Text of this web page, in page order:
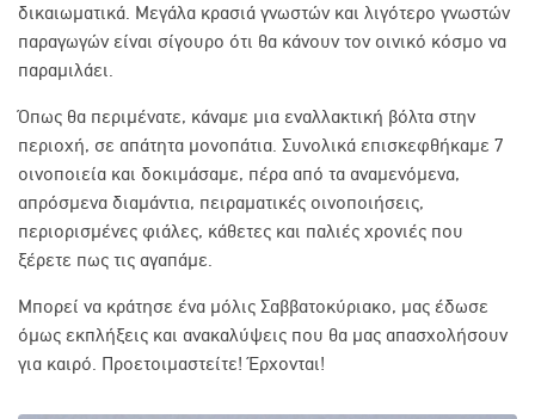
δικαιωματικά. Μεγάλα κρασιά γνωστών και λιγότερο γνωστών
παραγωγών είναι σίγουρο ότι θα κάνουν τον οινικό κόσμο να
παραμιλάει.
Όπως θα περιμένατε, κάναμε μια εναλλακτική βόλτα στην
περιοχή, σε απάτητα μονοπάτια. Συνολικά επισκεφθήκαμε 7
οινοποιεία και δοκιμάσαμε, πέρα από τα αναμενόμενα,
απρόσμενα διαμάντια, πειραματικές οινοποιήσεις,
περιορισμένες φιάλες, κάθετες και παλιές χρονιές που
ξέρετε πως τις αγαπάμε.
Μπορεί να κράτησε ένα μόλις Σαββατοκύριακο, μας έδωσε
όμως εκπλήξεις και ανακαλύψεις που θα μας απασχολήσουν
για καιρό. Προετοιμαστείτε! Έρχονται!